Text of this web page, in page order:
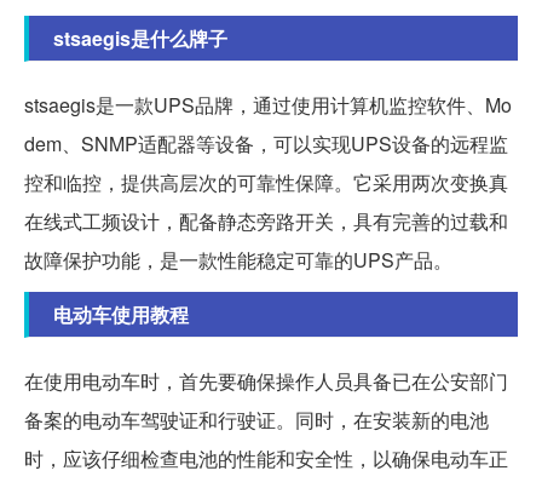
stsaegis是什么牌子
stsaegis是一款UPS品牌，通过使用计算机监控软件、Mo
dem、SNMP适配器等设备，可以实现UPS设备的远程监
控和临控，提供高层次的可靠性保障。它采用两次变换真
在线式工频设计，配备静态旁路开关，具有完善的过载和
故障保护功能，是一款性能稳定可靠的UPS产品。
电动车使用教程
在使用电动车时，首先要确保操作人员具备已在公安部门
备案的电动车驾驶证和行驶证。同时，在安装新的电池
时，应该仔细检查电池的性能和安全性，以确保电动车正